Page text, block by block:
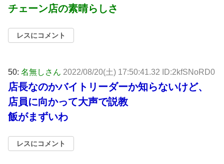
チェーン店の素晴らしさ
レスにコメント
50: 名無しさん 2022/08/20(土) 17:50:41.32 ID:2kfSNoRD0
店長なのかバイトリーダーか知らないけど、
店員に向かって大声で説教
飯がまずいわ
レスにコメント